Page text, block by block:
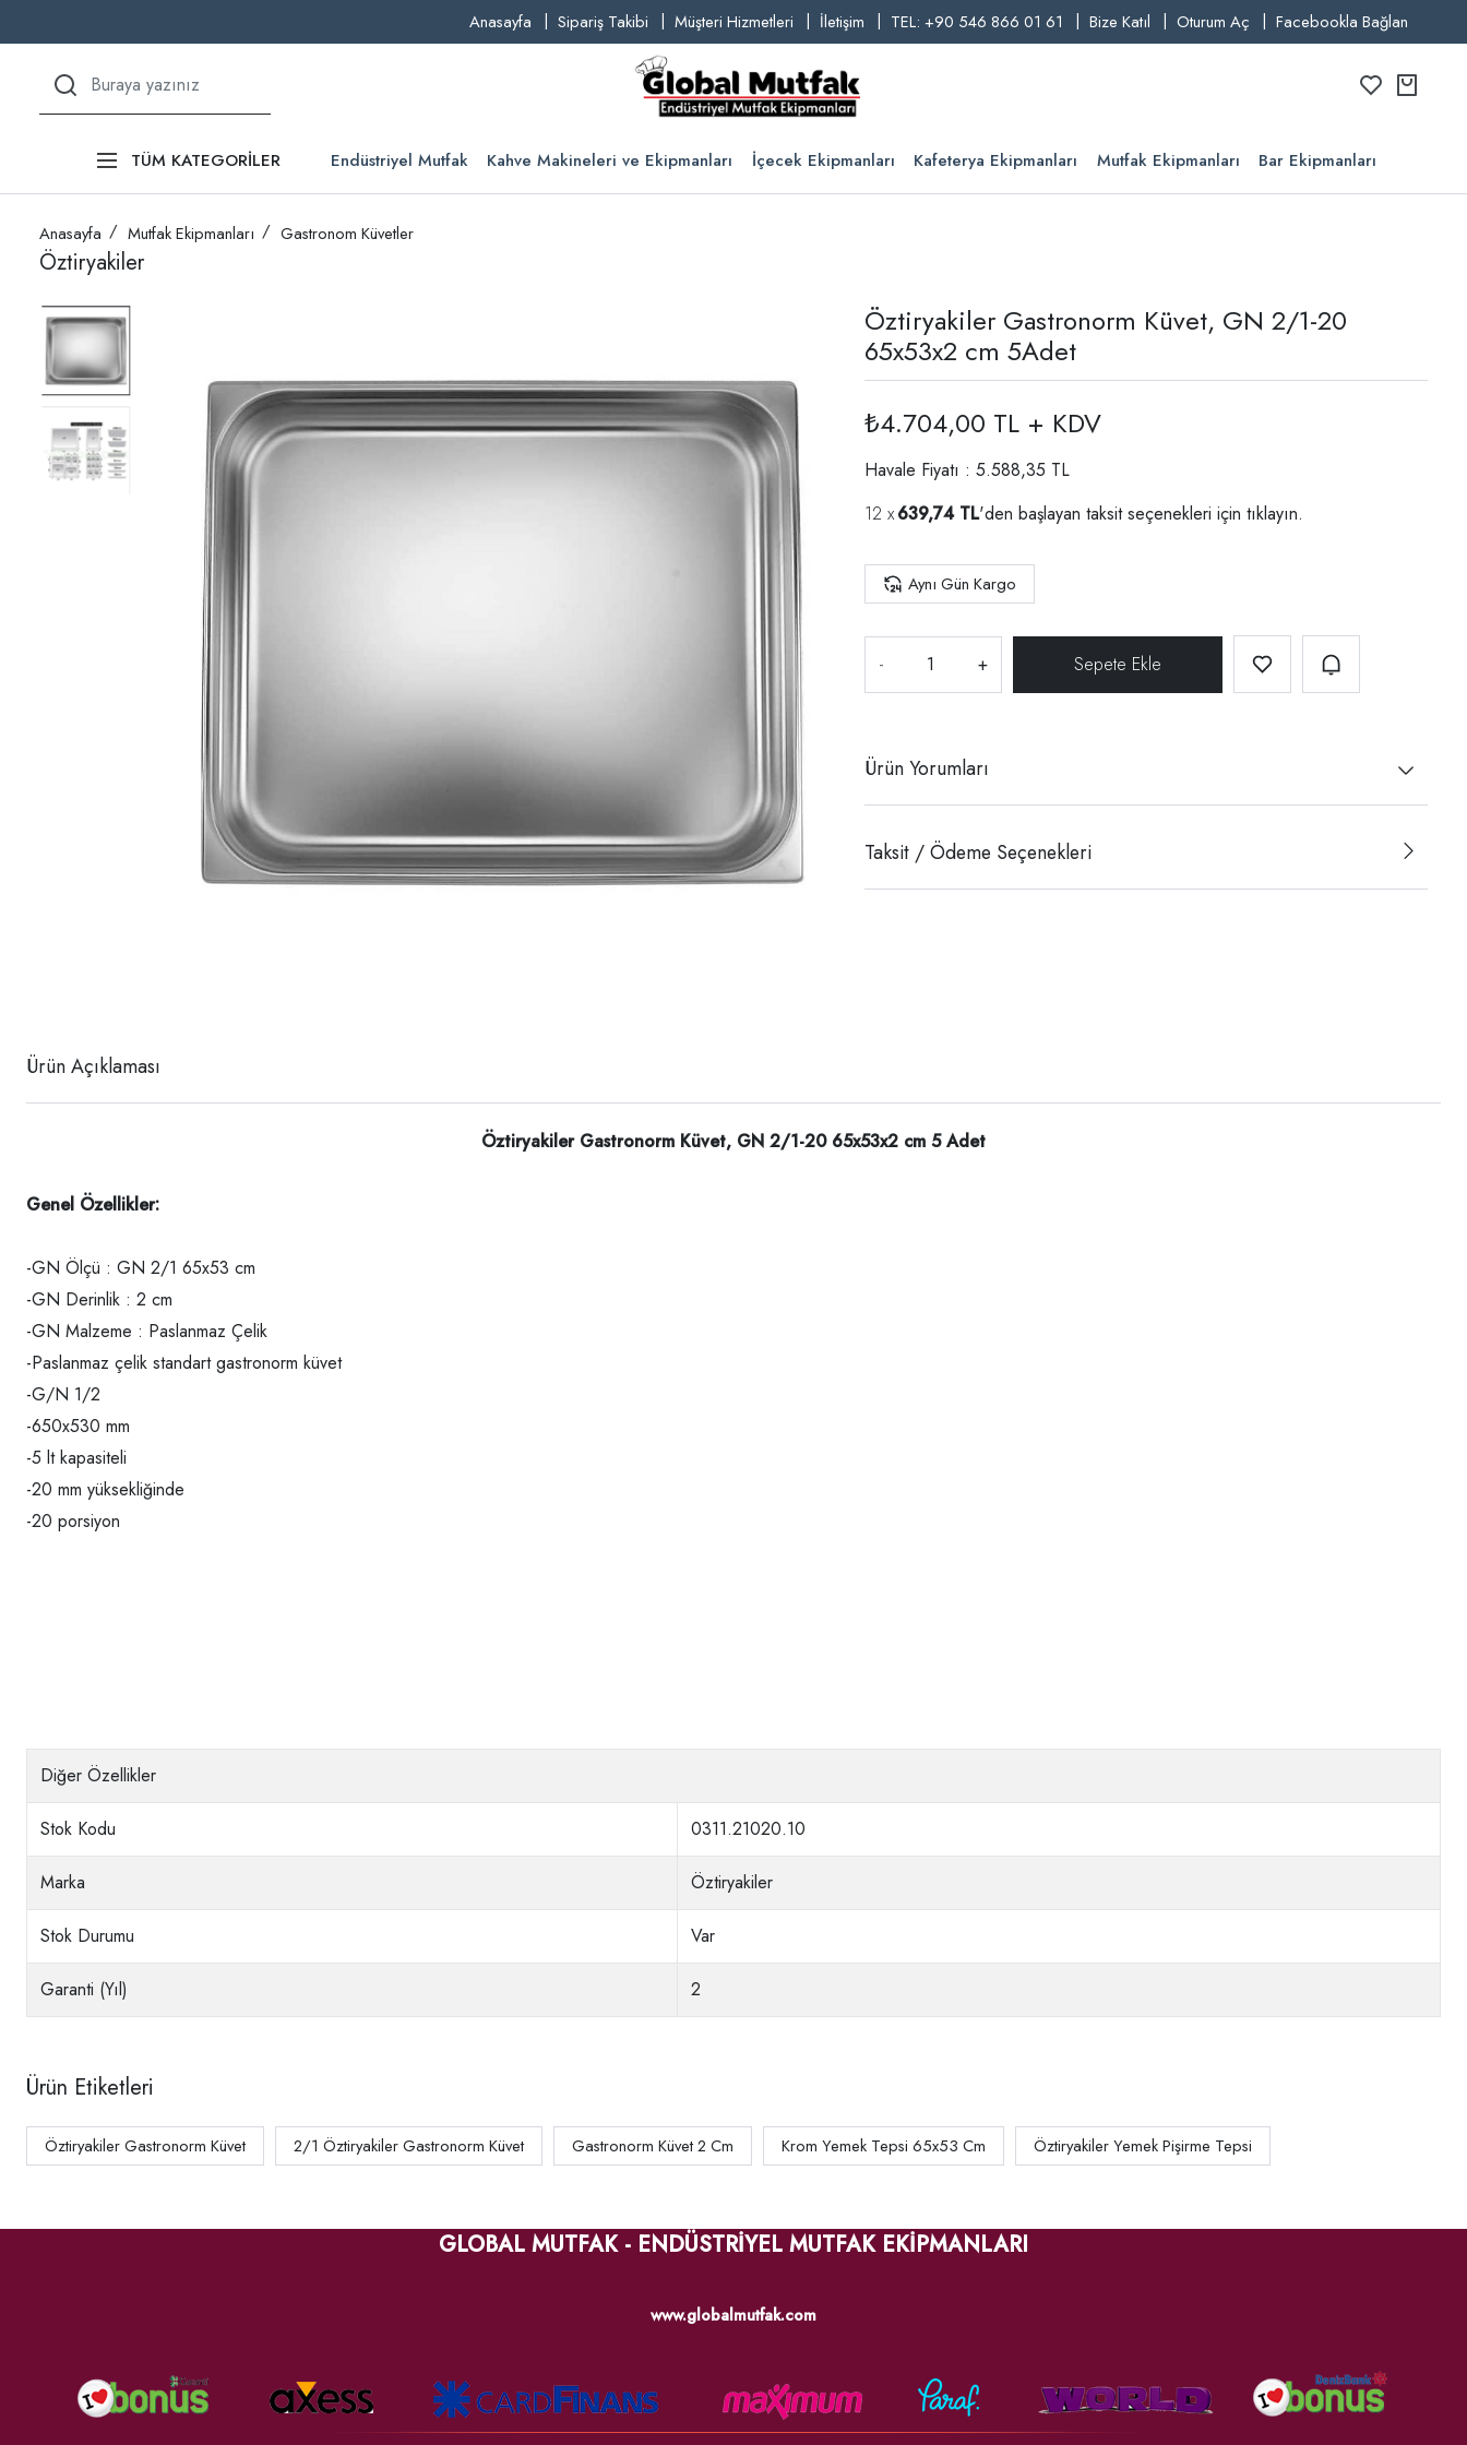
Anasayfa Sipariş Takibi Müşteri Hizmetleri İletişim TEL: +90 546 866 01 61 Bize Katıl Oturum Aç Facebookla Bağlan
TÜM KATEGORİLER Endüstriyel Mutfak Kahve Makineleri ve Ekipmanları İçecek Ekipmanları Kafeterya Ekipmanları Mutfak Ekipmanları Bar Ekipmanları
Anasayfa Mutfak Ekipmanları Gastronom Küvetler
Öztiryakiler
Öztiryakiler Gastronorm Küvet, GN 2/1-20
65x53x2 cm 5Adet
₺4.704,00 TL + KDV
Havale Fiyatı : 5.588,35 TL
639,74 TL'den başlayan taksit seçenekleri için tıklayın.
Aynı Gün Kargo
- +
Ürün Yorumları
Taksit / Ödeme Seçenekleri
Ürün Açıklaması
Öztiryakiler Gastronorm Küvet, GN 2/1-20 65x53x2 cm 5 Adet
Genel Özellikler:
-GN Ölçü : GN 2/1 65x53 cm
-GN Derinlik : 2 cm
-GN Malzeme : Paslanmaz Çelik
-Paslanmaz çelik standart gastronorm küvet
-G/N 1/2
-650x530 mm
-5 lt kapasiteli
-20 mm yüksekliğinde
-20 porsiyon
Diğer Özellikler
Stok Kodu 0311.21020.10
Marka Öztiryakiler
Stok Durumu Var
Garanti (Yıl) 2
Ürün Etiketleri
Öztiryakiler Gastronorm Küvet 2/1 Öztiryakiler Gastronorm Küvet Gastronorm Küvet 2 Cm Krom Yemek Tepsi 65x53 Cm Öztiryakiler Yemek Pişirme Tepsi
GLOBAL MUTFAK - ENDÜSTRİYEL MUTFAK EKİPMANLARI
www.globalmutfak.com